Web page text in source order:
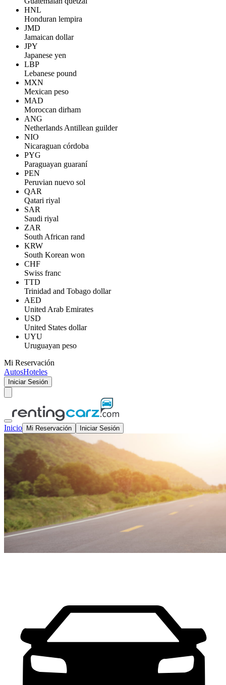
HNL
Honduran lempira
JMD
Jamaican dollar
JPY
Japanese yen
LBP
Lebanese pound
MXN
Mexican peso
MAD
Moroccan dirham
ANG
Netherlands Antillean guilder
NIO
Nicaraguan córdoba
PYG
Paraguayan guaraní
PEN
Peruvian nuevo sol
QAR
Qatari riyal
SAR
Saudi riyal
ZAR
South African rand
KRW
South Korean won
CHF
Swiss franc
TTD
Trinidad and Tobago dollar
AED
United Arab Emirates
USD
United States dollar
UYU
Uruguayan peso
Mi Reservación
AutosHoteles
Iniciar Sesión
Inicio Mi Reservación Iniciar Sesión